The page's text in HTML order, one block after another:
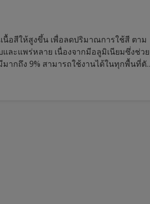
อสีให้สูงขึ้น เพื่อลดปริมาณการใช้สี ตาม
ละแพร่หลาย เนื่องจากมีอลูมิเนียมซึ่งช่วย
ากถึง 9% สามารถใช้งานได้ในทุกพื้นที่ตัว